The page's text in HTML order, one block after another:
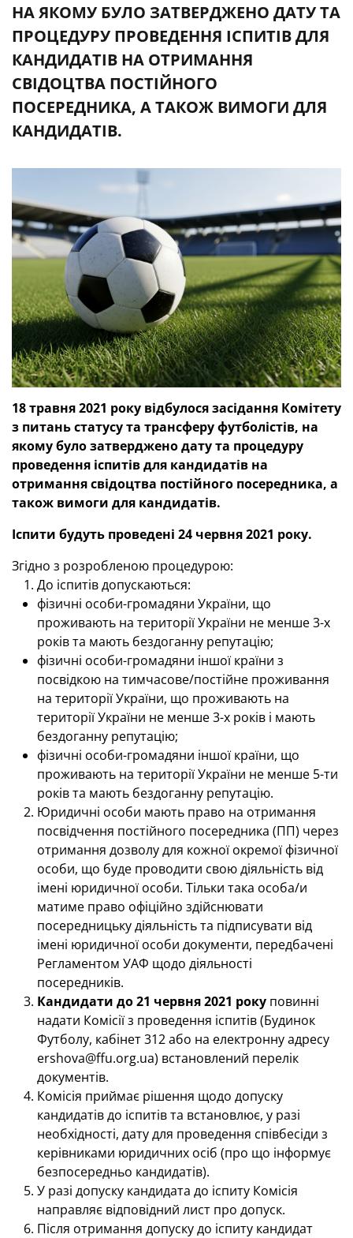
НА ЯКОМУ БУЛО ЗАТВЕРДЖЕНО ДАТУ ТА
ПРОЦЕДУРУ ПРОВЕДЕННЯ ІСПИТІВ ДЛЯ
КАНДИДАТІВ НА ОТРИМАННЯ
СВІДОЦТВА ПОСТІЙНОГО
ПОСЕРЕДНИКА, А ТАКОЖ ВИМОГИ ДЛЯ
КАНДИДАТІВ.
18 травня 2021 року відбулося засідання Комітету
з питань статусу та трансферу футболістів, на
якому було затверджено дату та процедуру
проведення іспитів для кандидатів на
отримання свідоцтва постійного посередника, а
також вимоги для кандидатів.
Іспити будуть проведені 24 червня2021 року.
Згідно з розробленою процедурою:
До іспитів допускаються:
фізичні особи-громадяни України, що
проживають на території України не менше 3-х
років та мають бездоганну репутацію;
фізичні особи-громадяни іншої країни з
посвідкою на тимчасове/постійне проживання
на території України, що проживають на
території України не менше 3-х років і мають
бездоганну репутацію;
фізичні особи-громадяни іншої країни, що
проживають на території України не менше 5-ти
років та мають бездоганну репутацію.
Юридичні особи мають право на отримання
посвідчення постійного посередника (ПП) через
отримання дозволу для кожної окремої фізичної
особи, що буде проводити свою діяльність від
імені юридичної особи. Тільки така особа/и
матиме право офіційно здійснювати
посередницьку діяльність та підписувати від
імені юридичної особи документи, передбачені
Регламентом УАФ щодо діяльності
посередників.
Кандидати до 21 червня 2021 року повинні
надати Комісії з проведення іспитів (Будинок
Футболу, кабінет 312 або на електронну адресу
ershova@ffu.org.ua) встановлений перелік
документів.
Комісія приймає рішення щодо допуску
кандидатів до іспитів та встановлює, у разі
необхідності, дату для проведення співбесіди з
керівниками юридичних осіб (про що інформує
безпосередньо кандидатів).
У разі допуску кандидата до іспиту Комісія
направляє відповідний лист про допуск.
Після отримання допуску до іспиту кандидат